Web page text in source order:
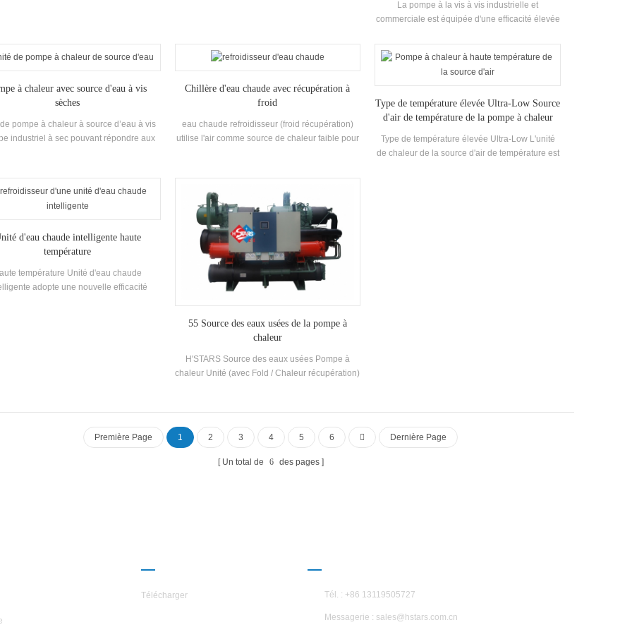
La pompe à la vis à vis industrielle et
commerciale est équipée d'une efficacité élevée
utilisé dans les systèmes de climatisation des
bâtiments, les petits et moyens bureaux, les
ateliers d'usine, les magasins d'hôtels viticoles,
les villas et autres climatisation Environnements.
à chaleur avec source d'eau à vis
sèches
pompe à chaleur à source d’eau à vis
industriel à sec pouvant répondre aux
avancée pompe centrale de
d'ailleurs pas besoin de système
pour le chauffage, pas de tour de
pour le refroidissement, et
pollution ou émission n'est réalisée
pendant l'utilisation.
Chillère d'eau chaude avec récupération à
froid
eau chaude refroidisseur (froid récupération)
utilise l'air comme source de chaleur faible pour
l'environnement, le froid déchargé dans le
processus de chauffage est récupéré à travers
le dispositif de récupération à froid, afin
d'améliorer l'efficacité énergétique complète et
de réaliser une réfrigération à des coûts zéro
Type de température élevée Ultra-Low Source
d'air de température de la pompe à chaleur
Type de température élevée Ultra-Low L'unité
de chaleur de la source d'air de température est
d'eau chaude intelligente haute
température
température Unité d'eau chaude
adopte une nouvelle efficacité
55 Source des eaux usées de la pompe à
chaleur
H'STARS Source des eaux usées Pompe à
chaleur Unité (avec Fold / Chaleur récupération)
ressorts chaude, une piscine et d'autres
baignades, extrayant la chaleur des eaux usées
domestiques, économiser de l'énergie et
protéger le Environnement.Energy L'épargne
Première Page 1 2 3 4 5 6 Dernière Page
Un total de 6 des pages
Télécharger Tél. : +86 13119505727
Messagerie : sales@hstars.com.cn